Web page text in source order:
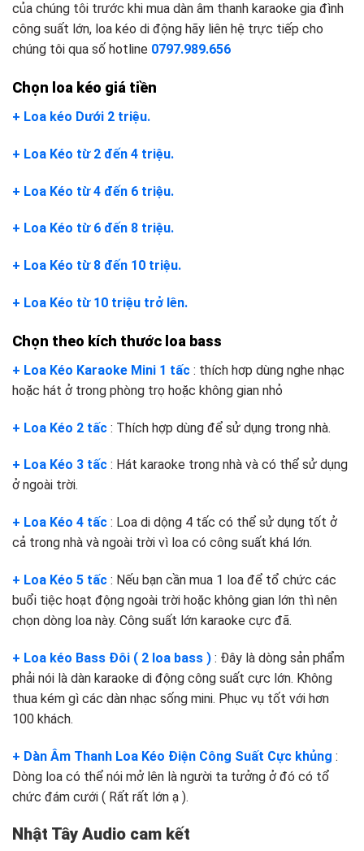
của chúng tôi trước khi mua dàn âm thanh karaoke gia đình
công suất lớn, loa kéo di động hãy liên hệ trực tiếp cho
chúng tôi qua số hotline 0797.989.656
Chọn loa kéo giá tiền
+ Loa kéo Dưới 2 triệu.
+ Loa Kéo từ 2 đến 4 triệu.
+ Loa Kéo từ 4 đến 6 triệu.
+ Loa Kéo từ 6 đến 8 triệu.
+ Loa Kéo từ 8 đến 10 triệu.
+ Loa Kéo từ 10 triệu trở lên.
Chọn theo kích thước loa bass
+ Loa Kéo Karaoke Mini 1 tấc : thích hơp dùng nghe nhạc
hoặc hát ở trong phòng trọ hoặc không gian nhỏ
+ Loa Kéo 2 tấc : Thích hợp dùng để sử dụng trong nhà.
+ Loa Kéo 3 tấc : Hát karaoke trong nhà và có thể sử dụng
ở ngoài trời.
+ Loa Kéo 4 tấc : Loa di dộng 4 tấc có thể sử dụng tốt ở
cả trong nhà và ngoài trời vì loa có công suất khá lớn.
+ Loa Kéo 5 tấc : Nếu bạn cần mua 1 loa để tổ chức các
buổi tiệc hoạt động ngoài trời hoặc không gian lớn thì nên
chọn dòng loa này. Công suất lớn karaoke cực đã.
+ Loa kéo Bass Đôi ( 2 loa bass ) : Đây là dòng sản phẩm
phải nói là dàn karaoke di động công suất cực lớn. Không
thua kém gì các dàn nhạc sống mini. Phục vụ tốt với hơn
100 khách.
+ Dàn Âm Thanh Loa Kéo Điện Công Suất Cực khủng :
Dòng loa có thể nói mở lên là người ta tưởng ở đó có tổ
chức đám cưới ( Rất rất lớn ạ ).
Nhật Tây Audio cam kết